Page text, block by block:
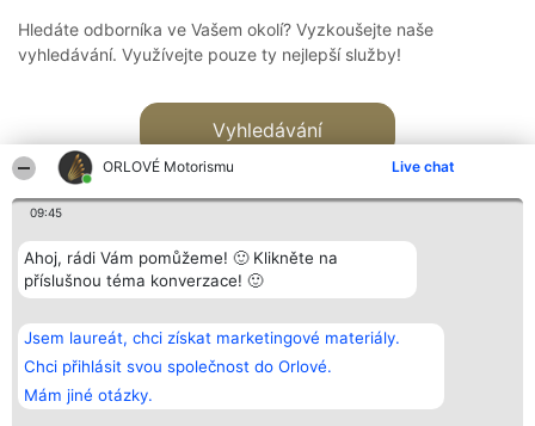
ORLOVÉ Motorismu Live chat
09:45
Ahoj, rádi Vám pomůžeme! 🙂 Klikněte na
příslušnou téma konverzace! 🙂
Jsem laureát, chci získat marketingové materiály.
Chci přihlásit svou společnost do Orlové.
Mám jiné otázky.
Hledáte odborníka ve Vašem okolí? Vyzkoušejte naše
vyhledávání. Využívejte pouze ty nejlepší služby!
Vyhledávání
Bright Side Solutions sp. z o.
o. sp. k.
ul. Ruska 22
Wrocław 50-079
KRS 0000749100 | Regon
381313360 | NIP 8943132676
Vítězové
Seznam všech
laureátů
Zásady
Zásady
Kontakt